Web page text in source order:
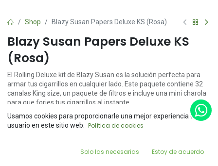
Price:
Add to Cart
Shop Blazy Susan Papers Deluxe KS (Rosa)
Blazy Susan Papers Deluxe KS
(Rosa)
El Rolling Deluxe kit de Blazy Susan es la solución perfecta para
armar tus cigarrillos en cualquier lado. Este paquete contiene 32
canalas King size, un paquete de filtros e incluye una mini charola
para que forjes tus cigarrillos al instante.
$125.00
Usamos cookies para proporcionarle una mejor experiencia de
usuario en este sitio web.
Política de cookies
Solo las necesarias Estoy de acuerdo